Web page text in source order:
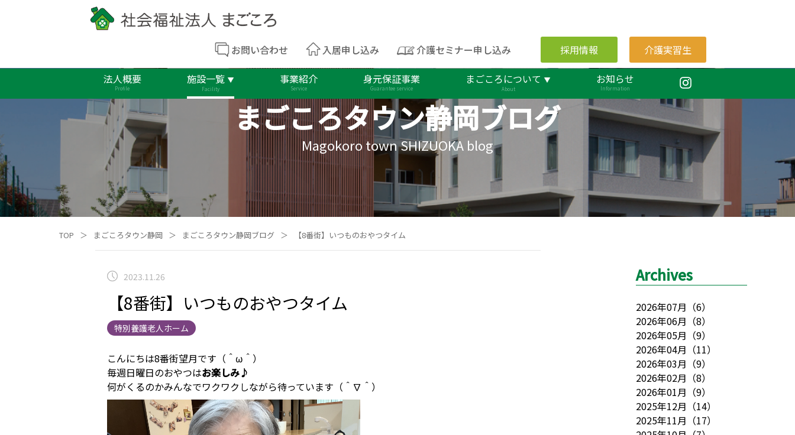
お問い合わせ 入居申し込み 介護セミナー申し込み 採用情報 介護実習生
法人概要
Profile
施設一覧
Facility
事業紹介
Service
身元保証事業
Guarantee service
まごころについて
About
お知らせ
Information
まごころタウン静岡ブログ
Magokoro town SHIZUOKA blog
TOP ＞ まごころタウン静岡 ＞ まごころタウン静岡ブログ ＞ 【8番街】いつものおやつタイム
2023.11.26
【8番街】いつものおやつタイム
特別養護老人ホーム
こんにちは8番街望月です（＾ω＾）
毎週日曜日のおやつはお楽しみ♪
何がくるのかみんなでワクワクしながら待っています（＾∇＾）
Archives
2026年07月 （6）
2026年06月 （8）
2026年05月 （9）
2026年04月 （11）
2026年03月 （9）
2026年02月 （8）
2026年01月 （9）
2025年12月 （14）
2025年11月 （17）